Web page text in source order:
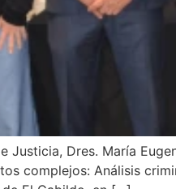
Justicia, Dres. María
complejos: Análisis